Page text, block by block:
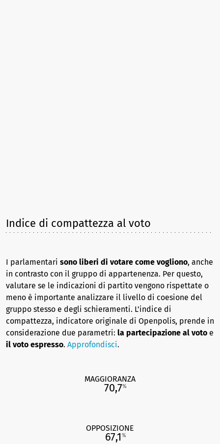
Indice di compattezza al voto
I parlamentari sono liberi di votare come vogliono, anche
in contrasto con il gruppo di appartenenza. Per questo,
valutare se le indicazioni di partito vengono rispettate o
meno è importante analizzare il livello di coesione del
gruppo stesso e degli schieramenti. L’indice di
compattezza, indicatore originale di Openpolis, prende in
considerazione due parametri: la partecipazione al voto e
il voto espresso. Approfondisci.
MAGGIORANZA
70,7%
OPPOSIZIONE
67,1%